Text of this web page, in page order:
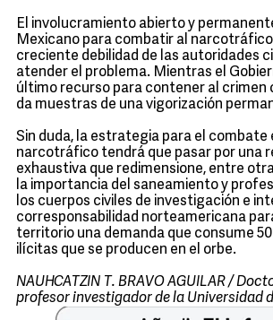
El involucramiento abierto y
Mexicano para combatir al
creciente debilidad de las autoridades
atender el problema. Mientras el
último recurso para contener al crimen
da muestras de una vigorización
Sin duda, la estrategia para el combate
narcotráfico tendrá que pasar por una
exhaustiva que redimensione, entre
la importancia del saneamiento y
los cuerpos civiles de investigación e
corresponsabilidad norteamericana
territorio una demanda que consume
ilícitas que se producen en el orbe.
NAUHCATZIN T. BRAVO AGUILAR /
profesor investigador de la Universidad